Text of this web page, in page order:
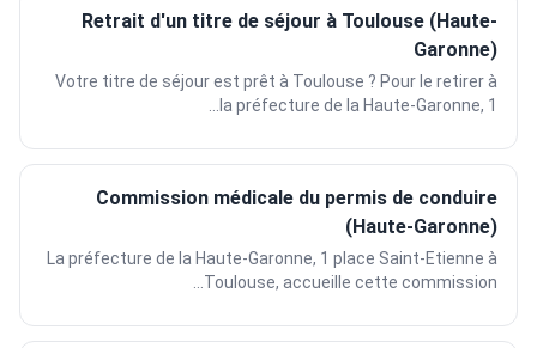
Retrait d'un titre de séjour à Toulouse (Haute-
Garonne)
Votre titre de séjour est prêt à Toulouse ? Pour le retirer à
la préfecture de la Haute-Garonne, 1...
Commission médicale du permis de conduire
(Haute-Garonne)
La préfecture de la Haute-Garonne, 1 place Saint-Etienne à
Toulouse, accueille cette commission...